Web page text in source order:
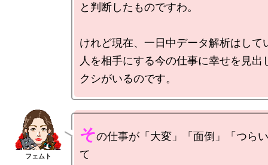
と判断したものですわ。
けれど現在、一日中データ解析はして
人を相手にする今の仕事に幸せを見出
その仕事が「大変」「面倒」「つら
て